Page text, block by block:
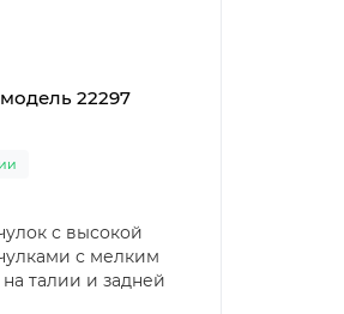
22297
с высокой
с мелким
талии и задней